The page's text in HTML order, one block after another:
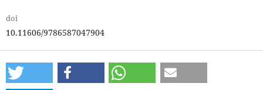
doi
10.11606/9786587047904